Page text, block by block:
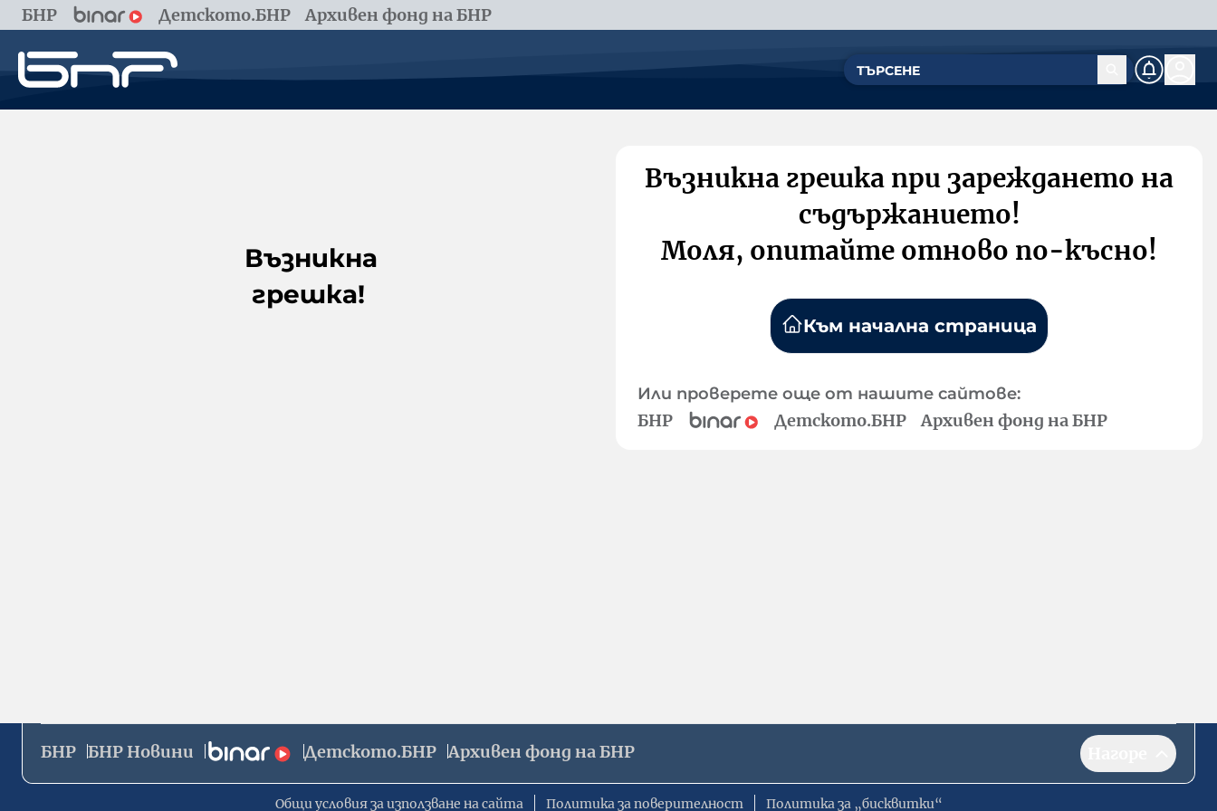
БНР Детското.БНР Архивен фонд на БНР
Възникна
грешка!
Възникна грешка при зареждането на
съдържанието!
Моля, опитайте отново по-късно!
Към начална страница
Или проверете още от нашите сайтове:
БНР Детското.БНР Архивен фонд на БНР
БНР БНР Новини Детското.БНР Архивен фонд на БНР
Общи условия за използване на сайта Политика за поверителност Политика за „бисквитки“